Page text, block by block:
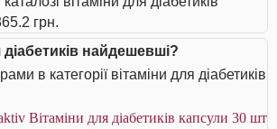
грн.
діабетиків найдешевші?
в категорії вітаміни для діабетиків
Вітаміни для діабетиків капсули 30 шт